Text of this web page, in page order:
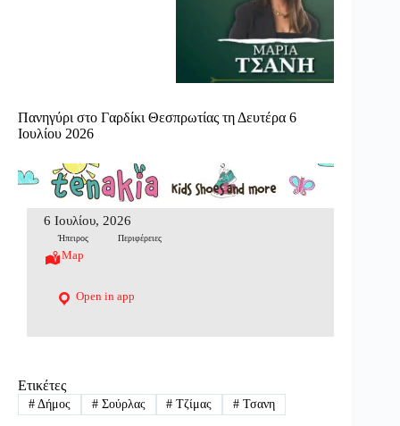
Πανηγύρι στο Γαρδίκι Θεσπρωτίας τη Δευτέρα 6
Ιουλίου 2026
6 Ιουλίου, 2026
Ήπειρος Περιφέρειες
Map
Open in app
Ετικέτες
#Δήμος #Σούρλας # Τζίμας # Τσανη